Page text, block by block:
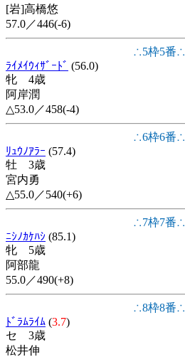
[岩]高橋悠
57.0／446(-6)
∴5枠5番∴
ﾗｲﾒｲｳｨｻﾞｰﾄﾞ (56.0)
牝 4歳
阿岸潤
△53.0／458(-4)
∴6枠6番∴
ﾘｭｳﾉｱﾗｰ (57.4)
牡 3歳
宮内勇
△55.0／540(+6)
∴7枠7番∴
ﾆｼﾉｶｹﾊｼ (85.1)
牝 5歳
阿部龍
55.0／490(+8)
∴8枠8番∴
ﾄﾞﾗﾑﾗｲﾑ (3.7)
セ 3歳
松井伸